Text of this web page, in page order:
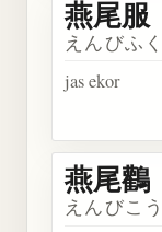
燕尾服
えんびふく
jas ekor
燕尾鸛
えんびこう